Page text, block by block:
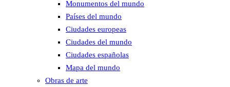
Monumentos del mundo
Países del mundo
Ciudades europeas
Ciudades del mundo
Ciudades españolas
Mapa del mundo
Obras de arte